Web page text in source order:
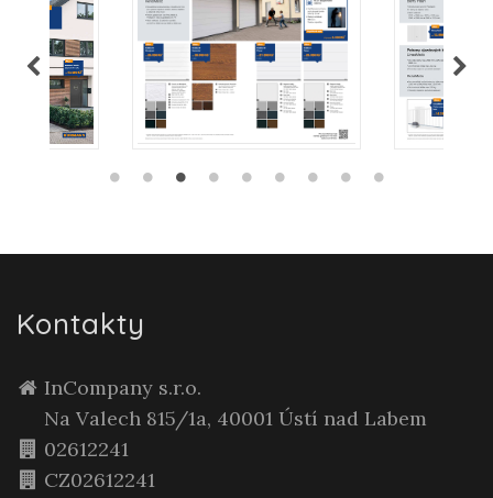
Kontakty
InCompany s.r.o.
Na Valech 815/1a, 40001 Ústí nad Labem
02612241
CZ02612241